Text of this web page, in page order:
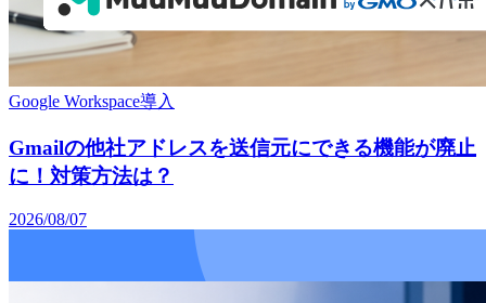
Google Workspace導入
Gmailの他社アドレスを送信元にできる機能が廃止
に！対策方法は？
2026/08/07